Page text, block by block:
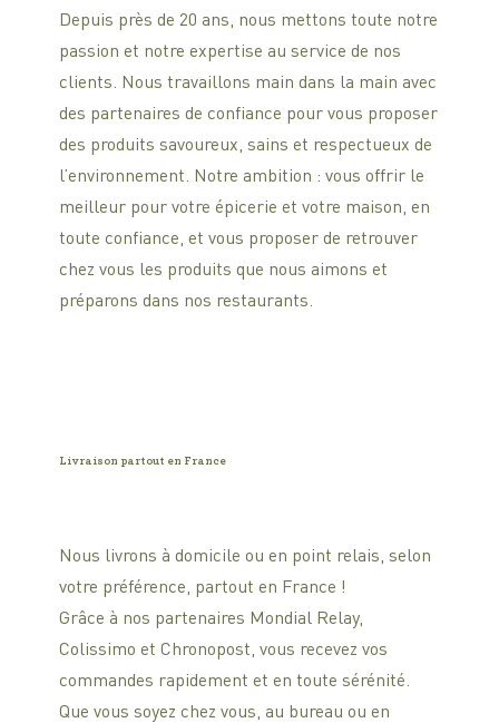
Depuis près de 20 ans, nous mettons toute notre
passion et notre expertise au service de nos
clients. Nous travaillons main dans la main avec
des partenaires de confiance pour vous proposer
des produits savoureux, sains et respectueux de
l’environnement. Notre ambition : vous offrir le
meilleur pour votre épicerie et votre maison, en
toute confiance, et vous proposer de retrouver
chez vous les produits que nous aimons et
préparons dans nos restaurants.
Livraison partout en France
Nous livrons à domicile ou en point relais, selon
votre préférence, partout en France !
Grâce à nos partenaires Mondial Relay,
Colissimo et Chronopost, vous recevez vos
commandes rapidement et en toute sérénité.
Que vous soyez chez vous, au bureau ou en